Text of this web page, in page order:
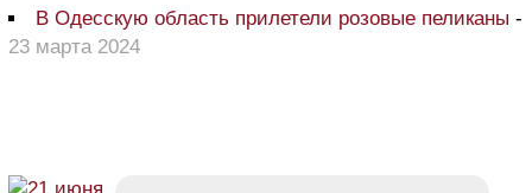
В Одесскую область прилетели розовые пеликаны -
23 марта 2024